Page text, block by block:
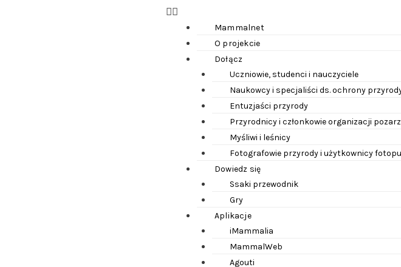
Mammalnet
O projekcie
Dołącz
Uczniowie, studenci i nauczyciele
Naukowcy i specjaliści ds. ochrony
Entuzjaści przyrody
Przyrodnicy i członkowie organizacji
Myśliwi i leśnicy
Fotografowie przyrody i użytkownicy
Dowiedz się
Ssaki przewodnik
Gry
Aplikacje
iMammalia
MammalWeb
Agouti